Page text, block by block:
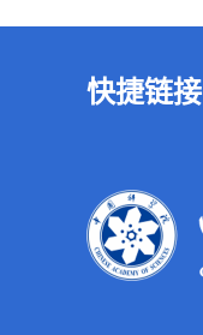
快捷链接